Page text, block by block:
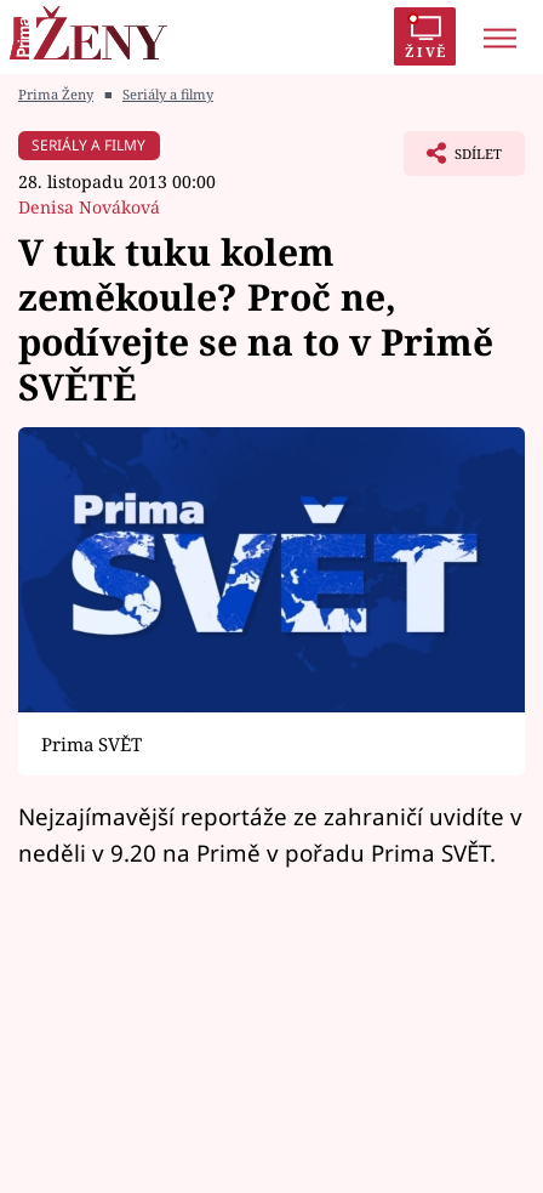
ŽIVĚ
Módní alarm
Témata
Celebrity
Vztahy
Seriály
Horoskopy
Sledujte prima+
Filmový festival Karlovy Vary
Přihlášení
Prima Ženy ■ Seriály a filmy
SERIÁLY A FILMY
28. listopadu 2013 00:00
Denisa Nováková
SDÍLET
V tuk tuku kolem
zeměkoule? Proč ne,
podívejte se na to v Primě
SVĚTĚ
Prima SVĚT
Nejzajímavější reportáže ze zahraničí uvidíte v
neděli v 9.20 na Primě v pořadu Prima SVĚT.